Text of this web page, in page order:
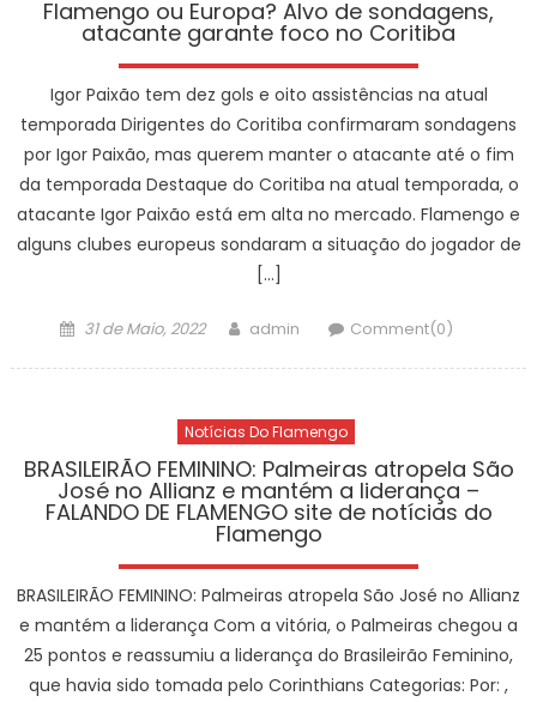
Flamengo ou Europa? Alvo de sondagens,
atacante garante foco no Coritiba
Igor Paixão tem dez gols e oito assistências na atual
temporada Dirigentes do Coritiba confirmaram sondagens
por Igor Paixão, mas querem manter o atacante até o fim
da temporada Destaque do Coritiba na atual temporada, o
atacante Igor Paixão está em alta no mercado. Flamengo e
alguns clubes europeus sondaram a situação do jogador de
[…]
Posted
31 de Maio, 2022 Author
admin Comment(0)
Notícias Do Flamengo
BRASILEIRÃO FEMININO: Palmeiras atropela São
José no Allianz e mantém a liderança –
FALANDO DE FLAMENGO site de notícias do
Flamengo
BRASILEIRÃO FEMININO: Palmeiras atropela São José no Allianz
e mantém a liderança Com a vitória, o Palmeiras chegou a
25 pontos e reassumiu a liderança do Brasileirão Feminino,
que havia sido tomada pelo Corinthians Categorias: Por: ,